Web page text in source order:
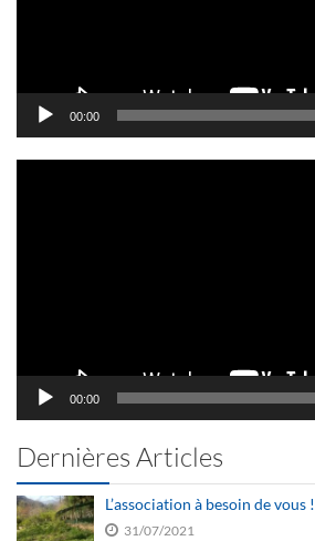
00:00
00:00
Dernières Articles
L’association à besoin de vous !
31/07/2021